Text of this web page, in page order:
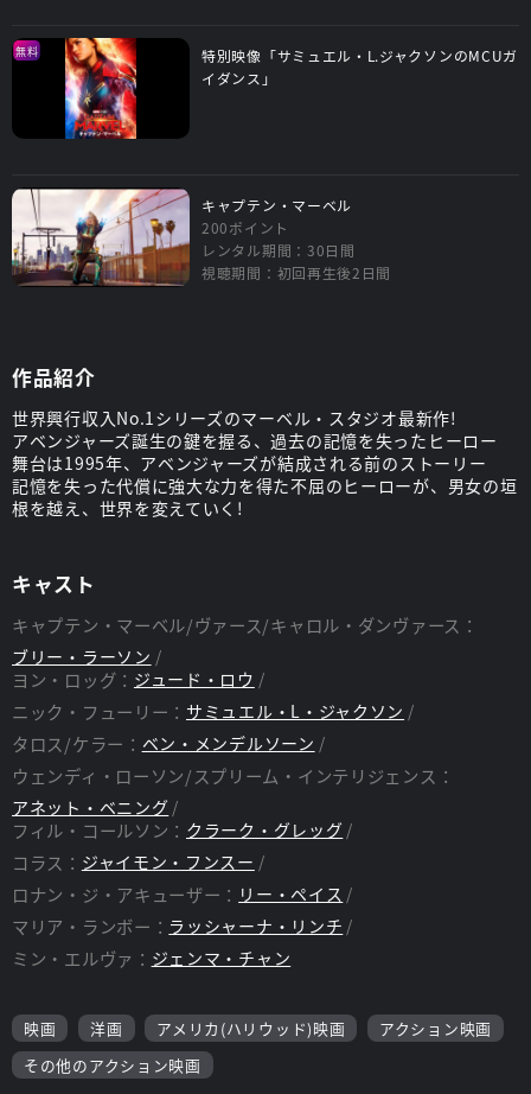
無料
特別映像「サミュエル・L.ジャクソンのMCUガ
イダンス」
キャプテン・マーベル
200ポイント
レンタル期間：30日間
視聴期間：初回再生後2日間
作品紹介
世界興行収入No.1シリーズのマーベル・スタジオ最新作!
アベンジャーズ誕生の鍵を握る、過去の記憶を失ったヒーロー
舞台は1995年、アベンジャーズが結成される前のストーリー
記憶を失った代償に強大な力を得た不屈のヒーローが、男女の垣
根を越え、世界を変えていく!
キャスト
キャプテン・マーベル/ヴァース/キャロル・ダンヴァース：
ブリー・ラーソン
ヨン・ロッグ： ジュード・ロウ
ニック・フューリー： サミュエル・L・ジャクソン
タロス/ケラー： ベン・メンデルソーン
ウェンディ・ローソン/スプリーム・インテリジェンス：
アネット・ベニング
フィル・コールソン： クラーク・グレッグ
コラス： ジャイモン・フンスー
ロナン・ジ・アキューザー： リー・ペイス
マリア・ランボー： ラッシャーナ・リンチ
ミン・エルヴァ： ジェンマ・チャン
映画 洋画 アメリカ(ハリウッド)映画
アクション映画
その他のアクション映画